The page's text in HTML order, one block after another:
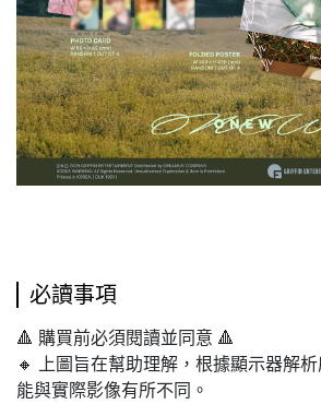
必讀事項
🔺 購買前必須閱讀並同意 🔺
🔸 上圖旨在幫助理解，根據顯示器解
能與實際影像有所不同。